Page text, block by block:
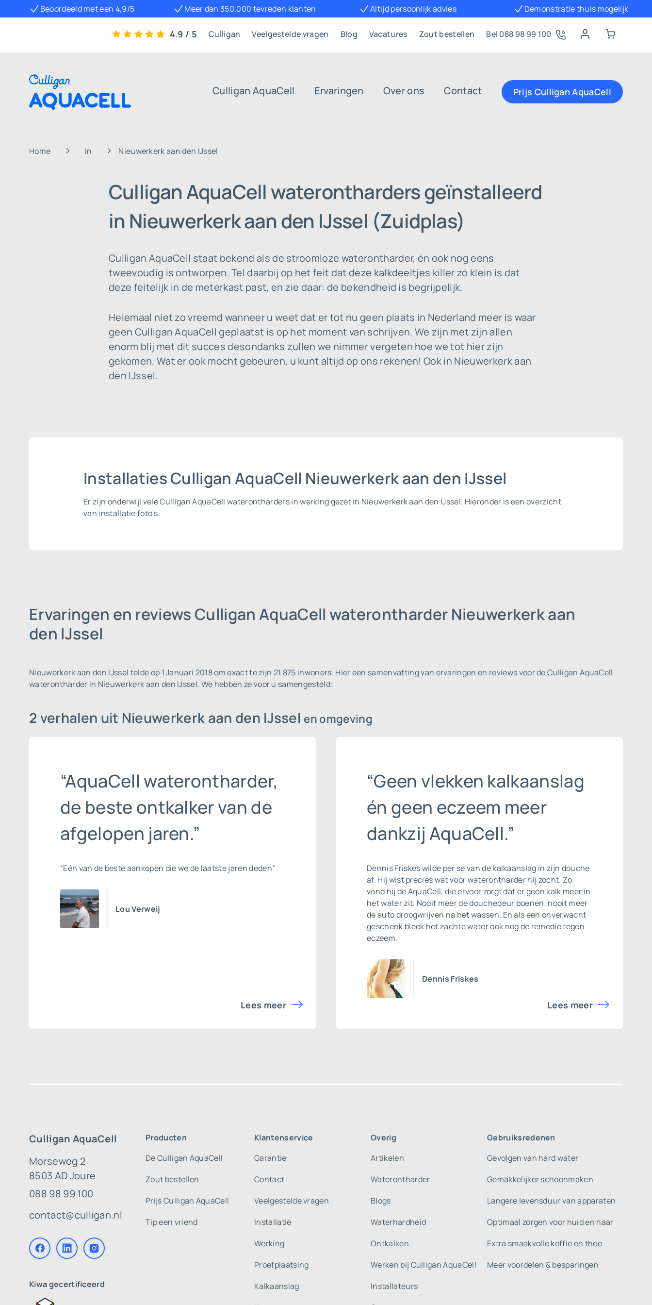
Beoordeeld met een 4,9/5 Meer dan 350.000 tevreden klanten Altijd persoonlijk advies Demonstratie thuis mogelijk
4.9 / 5 Culligan Veelgestelde vragen Blog Vacatures Zout bestellen Bel 088 98 99 100
Culligan AquaCell Ervaringen Over ons Contact Prijs Culligan AquaCell
Home In Nieuwerkerk aan den IJssel
Culligan AquaCell waterontharders geïnstalleerd
in Nieuwerkerk aan den IJssel (Zuidplas)
Culligan AquaCell staat bekend als de stroomloze waterontharder, én ook nog eens
tweevoudig is ontworpen. Tel daarbij op het feit dat deze kalkdeeltjes killer zó klein is dat
deze feitelijk in de meterkast past, en zie daar: de bekendheid is begrijpelijk.
Helemaal niet zo vreemd wanneer u weet dat er tot nu geen plaats in Nederland meer is waar
geen Culligan AquaCell geplaatst is op het moment van schrijven. We zijn met zijn allen
enorm blij met dit succes desondanks zullen we nimmer vergeten hoe we tot hier zijn
gekomen. Wat er ook mocht gebeuren, u kunt altijd op ons rekenen! Ook in Nieuwerkerk aan
den IJssel.
Installaties Culligan AquaCell Nieuwerkerk aan den IJssel
Er zijn onderwijl vele Culligan AquaCell waterontharders in werking gezet in Nieuwerkerk aan den IJssel. Hieronder is een overzicht
van installatie foto's.
Ervaringen en reviews Culligan AquaCell waterontharder Nieuwerkerk aan
den IJssel
Nieuwerkerk aan den IJssel telde op 1 Januari 2018 om exact te zijn 21.875 inwoners. Hier een samenvatting van ervaringen en reviews voor de Culligan AquaCell
waterontharder in Nieuwerkerk aan den IJssel. We hebben ze voor u samengesteld:
2 verhalen uit Nieuwerkerk aan den IJssel en omgeving
“AquaCell waterontharder,
de beste ontkalker van de
afgelopen jaren.”
“Eén van de beste aankopen die we de laatste jaren deden”
Lou Verweij
Lees meer
“Geen vlekken kalkaanslag
én geen eczeem meer
dankzij AquaCell.”
Dennis Friskes wilde per se van dekalkaanslag in zijn douche
af. Hij wist precies wat voor waterontharder hij zocht. Zo
vond hij de AquaCell, die ervoor zorgt dat er geen kalk meer in
het water zit. Nooit meer de douchedeur boenen, nooit meer
de auto droogwrijven na het wassen. En als een onverwacht
geschenk bleek het zachte water ook nog de remedie tegen
eczeem.
Dennis Friskes
Lees meer
Culligan AquaCell
Morseweg 2
8503 AD Joure
088 98 99 100
contact@culligan.nl
Kiwa gecertificeerd
Producten
De Culligan AquaCell
Zout bestellen
Prijs Culligan AquaCell
Tip een vriend
Klantenservice
Garantie
Contact
Veelgestelde vragen
Installatie
Werking
Proefplaatsing
Kalkaanslag
Overig
Artikelen
Waterontharder
Blogs
Waterhardheid
Ontkalken
Werken bij Culligan AquaCell
Installateurs
Gebruiksredenen
Gevolgen van hard water
Gemakkelijker schoonmaken
Langere levensduur van apparaten
Optimaal zorgen voor huid en haar
Extra smaakvolle koffie en thee
Meer voordelen & besparingen